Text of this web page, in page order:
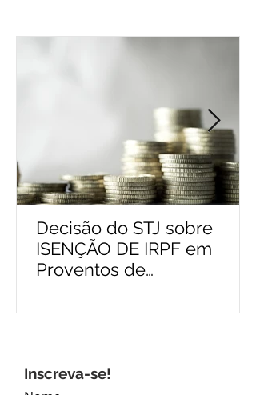
Decisão do STJ sobre
ISENÇÃO DE IRPF em
Proventos de
de Previdência Privada
Inscreva-se!